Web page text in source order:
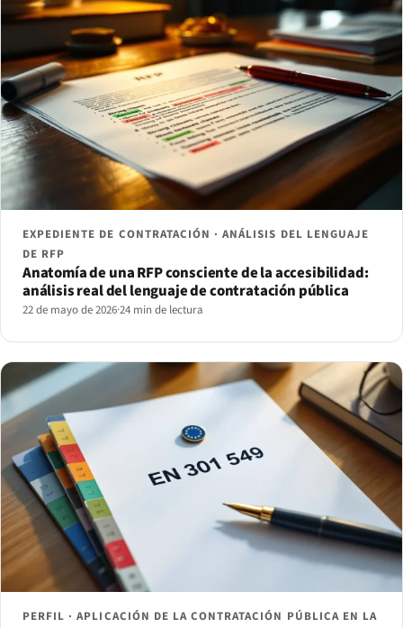
EXPEDIENTE DE CONTRATACIÓN · ANÁLISIS DEL LENGUAJE
DE RFP
Anatomía de una RFP consciente de la accesibilidad:
análisis real del lenguaje de contratación pública
22 de mayo de 2026·24 min de lectura
PERFIL · APLICACIÓN DE LA CONTRATACIÓN PÚBLICA EN LA